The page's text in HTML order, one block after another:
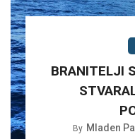
BRANITELJI
By Mladen